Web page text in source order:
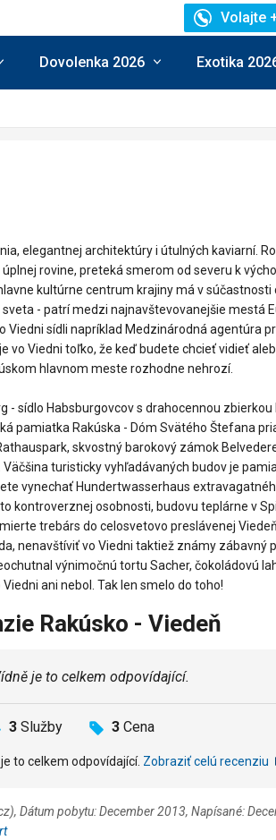
Volajte
Dovolenka 2026 Exotika
elegantnej architektúry i útulných kaviarní.
rovine, preteká smerom od severu k
kultúrne centrum krajiny má v
- patrí medzi najnavštevovanejšie mestá
sídli napríklad Medzinárodná agentúra
vo Viedni toľko, že keď budete chcieť vidieť
hlavnom meste rozhodne nehrozí.
sídlo Habsburgovcov s drahocennou zbierkou
pamiatka Rakúska - Dóm Svätého Štefana
skvostný barokový zámok
turisticky vyhľadávaných budov je
vynechať Hundertwasserhaus
kontroverznej osobnosti, budovu teplárne v
trebárs do celosvetovo preslávenej
nenavštíviť vo Viedni taktiež známy zábavný
výnimočnú tortu Sacher, čokoládovú
ani nebol. Tak len smelo do toho!
Rakúsko - Viedeň
je to celkem odpovídající.
3 Služby 3 Cena
to celkem odpovídající. Zobraziť celú recenziu
Dátum pobytu: December 2013, Napísané: